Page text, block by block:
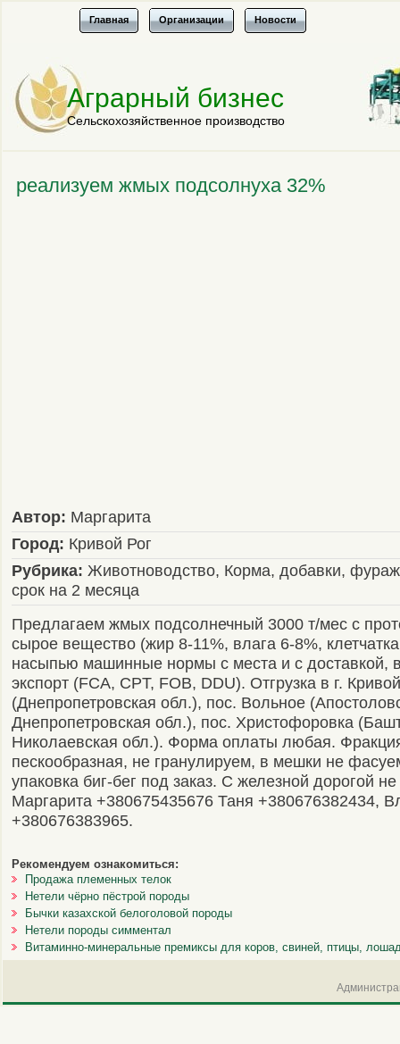
Главная Организации Новости
Аграрный бизнес
Сельскохозяйственное производство
реализуем жмых подсолнуха 32%
Автор: Маргарита
Город: Кривой Рог
Рубрика: Животноводство, Корма, добавки,
срок на 2 месяца
Предлагаем жмых подсолнечный 3000 т/мес с
сырое вещество (жир 8-11%, влага 6-8%,
насыпью машинные нормы с места и с доставкой,
экспорт (FCA, CPT, FOB, DDU). Отгрузка в г.
(Днепропетровская обл.), пос. Вольное
Днепропетровская обл.), пос. Христофоровка
Николаевская обл.). Форма оплаты любая.
пескообразная, не гранулируем, в мешки не
упаковка биг-бег под заказ. С железной дорогой
Маргарита +380675435676 Таня +380676382434,
+380676383965.
Рекомендуем ознакомиться:
Продажа племенных телок
Нетели чёрно пёстрой породы
Бычки казахской белоголовой породы
Нетели породы симментал
Витаминно-минеральные премиксы для коров, свиней, птицы,